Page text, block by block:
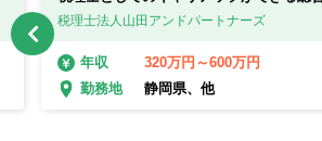
税理士法人山田アンドパートナーズ
年収
320万円～600万円
勤務地
静岡県、他